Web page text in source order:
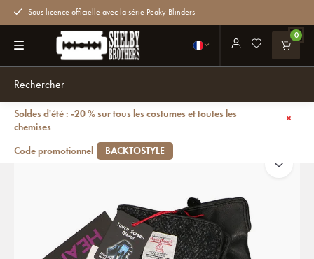
Sous licence officielle avec la série Peaky Blinders
0
Soldes d'été : -20 % sur tous les costumes et toutes les
chemises
Code promotionnel
BACKTOSTYLE
Retour